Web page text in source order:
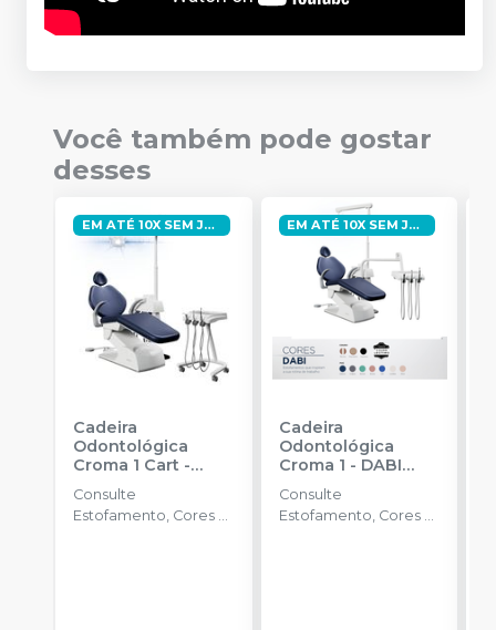
Você também pode gostar
desses
EM ATÉ 10X SEM JUROS
Cadeira
Odontológica
Croma 1 Cart -
DABI ATLANTE
Consulte
Estofamento, Cores e
EM ATÉ 10X SEM JUROS
Cadeira
Odontológica
Croma 1 - DABI
ATLANTE
Consulte
Estofamento, Cores e